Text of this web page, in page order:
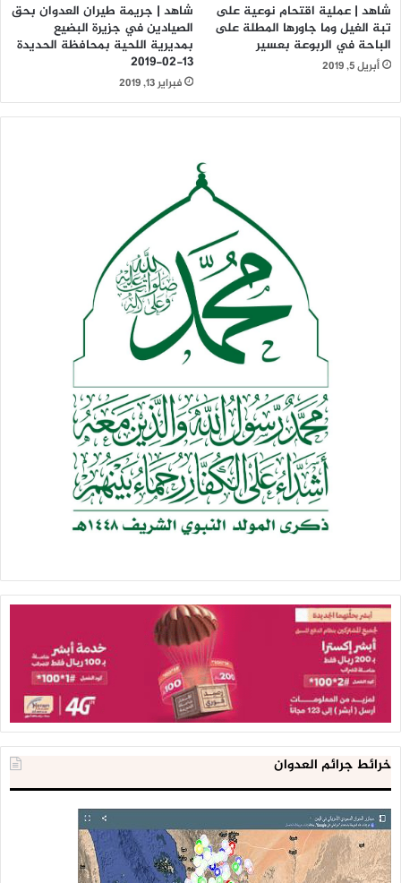
شاهد | عملية اقتحام نوعية على
تبة الغيل وما جاورها المطلة على
الباحة في الربوعة بعسير
أبريل 5, 2019
شاهد | جريمة طيران العدوان بحق
الصيادين في جزيرة البضيع
بمديرية اللحية بمحافظة الحديدة
13-02-2019
فبراير 13, 2019
خرائط جرائم العدوان